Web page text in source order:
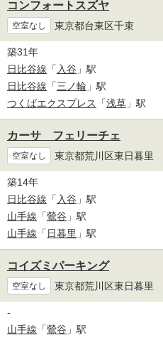
コンフォートスズヤ
空室なし 東京都台東区千束
築31年
日比谷線 「 入谷 」駅
日比谷線 「三ノ輪 」駅
つくばエクスプレス
「浅草 」駅
カーサ フェリーチェ
空室なし 東京都荒川区東日暮里
築14年
日比谷線 「 入谷 」駅
山手線 「鶯谷 」駅
山手線 「 日暮里 」駅
コイズミパーキング
空室なし 東京都荒川区東日暮里
-
山手線 「鶯谷 」駅